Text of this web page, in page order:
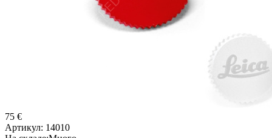
75 €
Артикул: 14010